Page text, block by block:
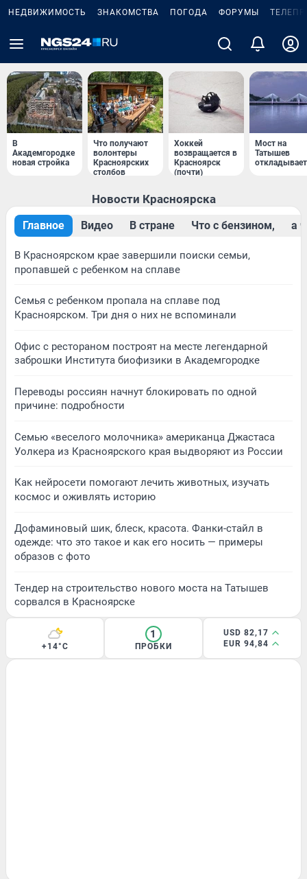
НЕДВИЖИМОСТЬ ЗНАКОМСТВА ПОГОДА ФОРУМЫ
В
Академгородке
новая стройка
Что получают
волонтеры
Красноярских
столбов
Хоккей
возвращается в
Красноярск
(почти)
Мост на
Татышев
Новости Красноярска
Главное Видео В стране Что с бензином, a
В Красноярском крае завершили поиски семьи,
пропавшей с ребенком на сплаве
Семья с ребенком пропала на сплаве под
Красноярском. Три дня о них не вспоминали
Офис с рестораном построят на месте легендарной
заброшки Института биофизики в Академгородке
Переводы россиян начнут блокировать по одной
причине: подробности
Семью «веселого молочника» американца Джастаса
Уолкера из Красноярского края выдворяют из России
Как нейросети помогают лечить животных, изучать
космос и оживлять историю
Дофаминовый шик, блеск, красота. Фанки-стайл в
одежде: что это такое и как его носить — примеры
образов с фото
Тендер на строительство нового моста на Татышев
сорвался в Красноярске
+14°C
1
ПРОБКИ
USD 82,17
EUR 94,84